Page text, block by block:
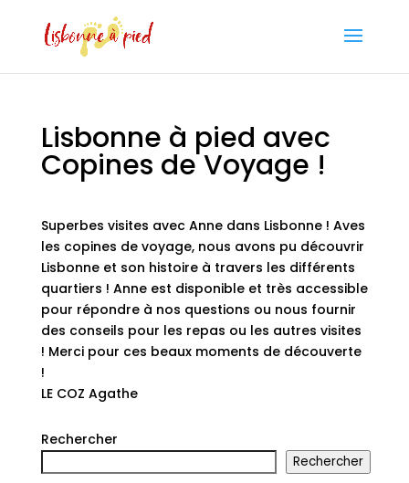
Lisbonne à pied avec
Copines de Voyage !
Superbes visites avec Anne dans Lisbonne ! Aves
les copines de voyage, nous avons pu découvrir
Lisbonne et son histoire à travers les différents
quartiers ! Anne est disponible et très accessible
pour répondre à nos questions ou nous fournir
des conseils pour les repas ou les autres visites
! Merci pour ces beaux moments de découverte
!
LE COZ Agathe
Rechercher
Rechercher